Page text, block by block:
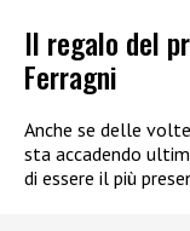
Il regalo del
Ferragni
Anche se delle volte
sta accadendo
di essere il più